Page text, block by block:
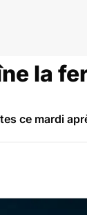
la
ce mardi